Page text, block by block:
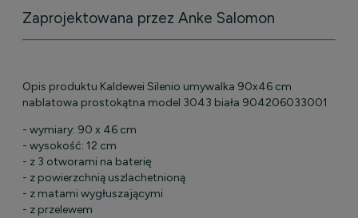
Zaprojektowana przez Anke Salomon
Opis produktu Kaldewei Silenio umywalka 90x46 cm
nablatowa prostokątna model 3043 biała 904206033001
- wymiary: 90 x 46 cm
- wysokość: 12 cm
- z 3 otworami na baterię
- z powierzchnią uszlachetnioną
- z matami wygłuszającymi
- z przelewem